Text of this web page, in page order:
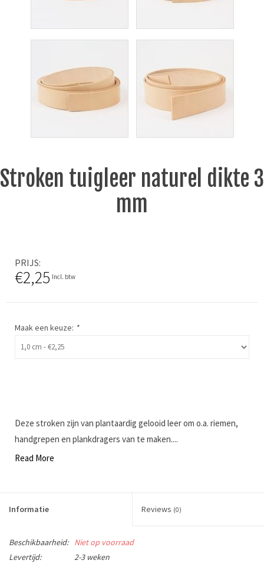
Stroken tuigleer naturel dikte 3
mm
PRIJS
€2,25 Incl. btw
Maak een keuze: *
Deze stroken zijn van plantaardig gelooid leer om o.a. riemen,
handgrepen en plankdragers van te maken....
Read More
Informatie Reviews (0)
Beschikbaarheid:
Niet op voorraad
Levertijd:
2-3 weken